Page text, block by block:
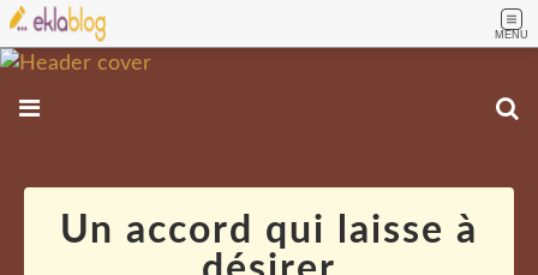
MENU
Un accord qui laisse à